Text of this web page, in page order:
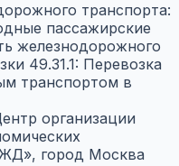
транспорта:
пассажирские
железнодорожного
49.31.1: Перевозка
транспортом в
организации
город Москва